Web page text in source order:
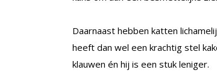
Daarnaast hebben katten
heeft dan wel een krachtig stel
klauwen én hij is een stuk leniger.